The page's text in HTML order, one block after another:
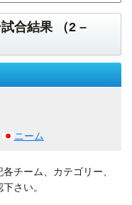
合結果 （2 –
ニーム
チーム、カテゴリー、
さい。